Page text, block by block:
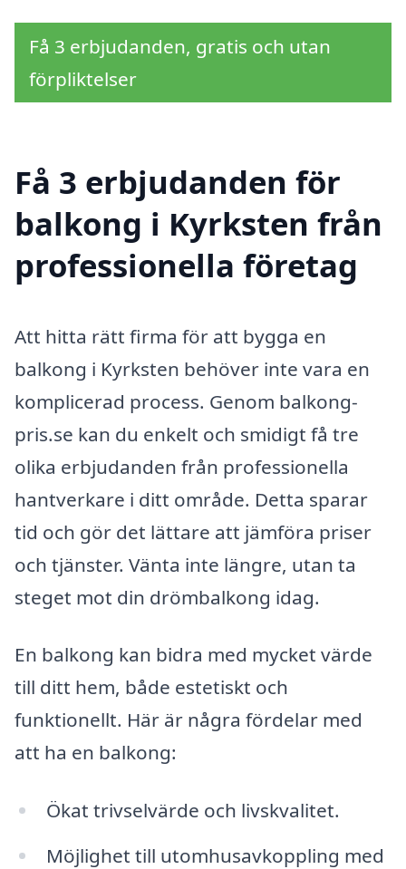
Få 3 erbjudanden, gratis och utan
förpliktelser
Få 3 erbjudanden för
balkong i Kyrksten från
professionella företag
Att hitta rätt firma för att bygga en
balkong i Kyrksten behöver inte vara en
komplicerad process. Genom balkong-
pris.se kan du enkelt och smidigt få tre
olika erbjudanden från professionella
hantverkare i ditt område. Detta sparar
tid och gör det lättare att jämföra priser
och tjänster. Vänta inte längre, utan ta
steget mot din drömbalkong idag.
En balkong kan bidra med mycket värde
till ditt hem, både estetiskt och
funktionellt. Här är några fördelar med
att ha en balkong:
Ökat trivselvärde och livskvalitet.
Möjlighet till utomhusavkoppling med